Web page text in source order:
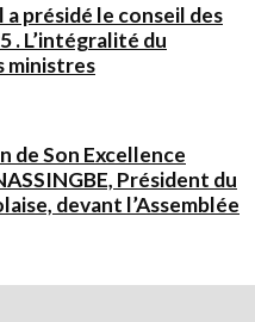
présidé le conseil des
. L’intégralité du
ministres
de Son Excellence
Président du
devant l’Assemblée